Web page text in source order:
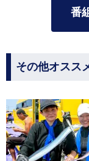
番
その他オスス